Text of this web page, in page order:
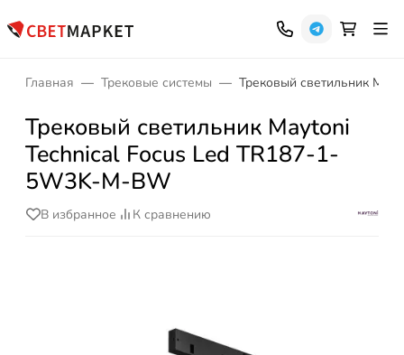
Главная Трековые системы Трековый светильник
Трековый светильник Maytoni
Technical Focus Led TR187-1-
5W3K-M-BW
В избранное К сравнению